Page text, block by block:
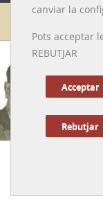
canviar la
Pots acceptar
REBUTJAR
Acceptar
Rebutjar
Galeria de